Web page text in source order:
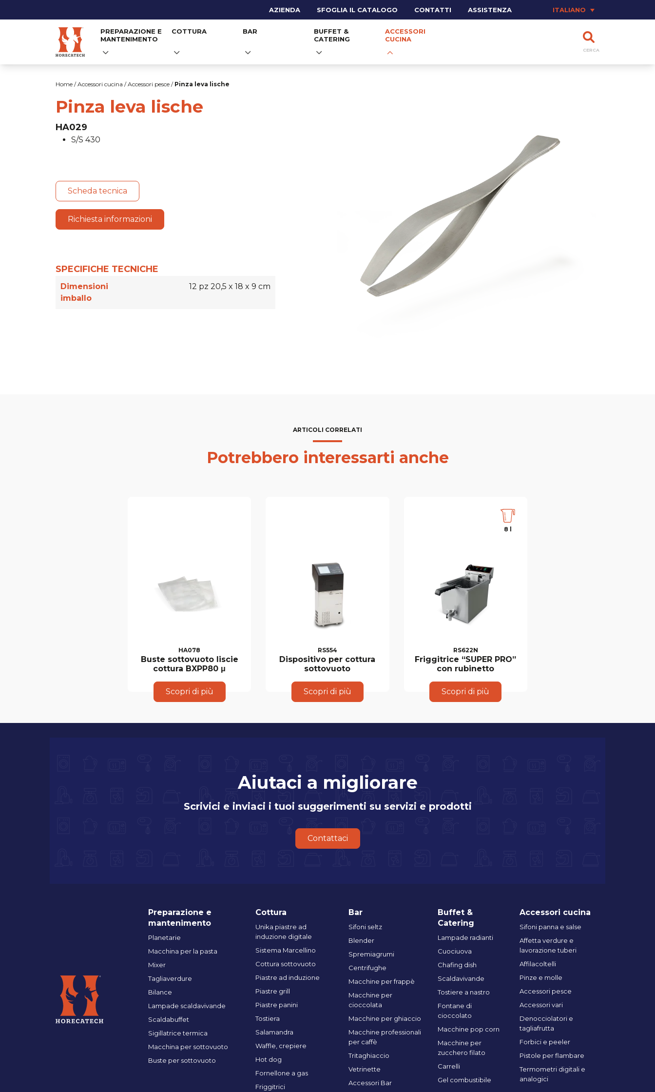
AZIENDA SFOGLIA IL CATALOGO CONTATTI ASSISTENZA ITALIANO
PREPARAZIONE E
MANTENIMENTO
COTTURA BAR
BUFFET &
CATERING
ACCESSORI
CUCINA
CERCA
Home /Accessori cucina /Accessori pesce / Pinza leva lische
Pinza leva lische
HA029
S/S 430
Scheda tecnica
Richiesta informazioni
SPECIFICHE TECNICHE
Dimensioni
imballo
12 pz 20,5 x 18 x 9 cm
ARTICOLI CORRELATI
Potrebbero interessarti anche
HA078
Buste sottovuoto liscie
cottura BXPP80 μ
Scopri di più
RS554
Dispositivo per cottura
sottovuoto
Scopri di più
8 l
RS622N
Friggitrice “SUPER PRO”
con rubinetto
Scopri di più
Aiutaci a migliorare
Scrivici e inviaci i tuoi suggerimenti su servizi e prodotti
Contattaci
Preparazione e
mantenimento
Planetarie
Macchina per la pasta
Mixer
Tagliaverdure
Bilance
Lampade scaldavivande
Scaldabuffet
Sigillatrice termica
Macchina per sottovuoto
Buste per sottovuoto
Cottura
Unika piastre ad
induzione digitale
Sistema Marcellino
Cottura sottovuoto
Piastre ad induzione
Piastre grill
Piastre panini
Tostiera
Salamandra
Waffle, crepiere
Hot dog
Fornellone a gas
Friggitrici
Bar
Sifoni seltz
Blender
Spremiagrumi
Centrifughe
Macchine per frappè
Macchine per
cioccolata
Macchine per ghiaccio
Macchine professionali
per caffè
Tritaghiaccio
Vetrinette
Accessori Bar
Buffet &
Catering
Lampade radianti
Cuociuova
Chafing dish
Scaldavivande
Tostiere a nastro
Fontane di
cioccolato
Macchine pop corn
Macchine per
zucchero filato
Carrelli
Gel combustibile
Accessori cucina
Sifoni panna e salse
Affetta verdure e
lavorazione tuberi
Affilacoltelli
Pinze e molle
Accessori pesce
Accessori vari
Denocciolatori e
tagliafrutta
Forbici e peeler
Pistole per flambare
Termometri digitali e
analogici